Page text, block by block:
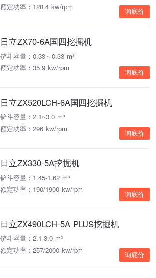
额定功率：128.4 kw/rpm
询底价
日立ZX70-6A国四挖掘机
铲斗容量：0.33～0.38 m³
额定功率：35.9 kw/rpm
询底价
日立ZX520LCH-6A国四挖掘机
铲斗容量：2.1~3.0 m³
额定功率：296 kw/rpm
询底价
日立ZX330-5A挖掘机
铲斗容量：1.45-1.62 m³
额定功率：190/1900 kw/rpm
询底价
日立ZX490LCH-5A PLUS挖掘机
铲斗容量：2.1-3.0 m³
额定功率：257/2000 kw/rpm
询底价